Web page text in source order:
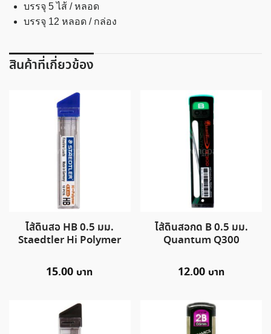
บรรจุ 5 ไส้ / หลอด
บรรจุ 12 หลอด / กล่อง
สินค้าที่เกี่ยวข้อง
ไส้ดินสอ HB 0.5 มม.
Staedtler Hi Polymer
15.00
ไส้ดินสอกด B 0.5 มม.
Quantum Q300
12.00